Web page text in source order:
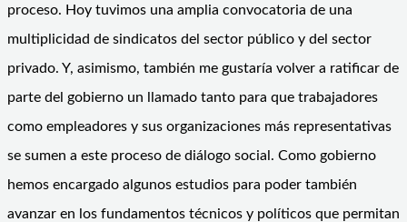
proceso. Hoy tuvimos una amplia convocatoria de una
multiplicidad de sindicatos del sector público y del sector
privado. Y, asimismo, también me gustaría volver a ratificar de
parte del gobierno un llamado tanto para que trabajadores
como empleadores y sus organizaciones más representativas
se sumen a este proceso de diálogo social. Como gobierno
hemos encargado algunos estudios para poder también
avanzar en los fundamentos técnicos y políticos que permitan